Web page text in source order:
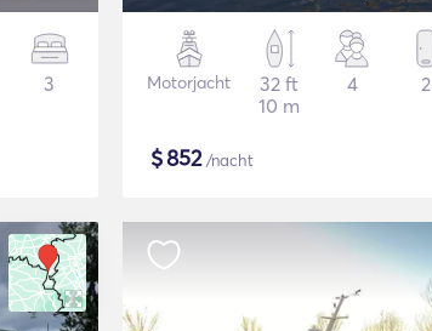
3 Motorjacht
32 ft
10 m
4 2
$852/nacht